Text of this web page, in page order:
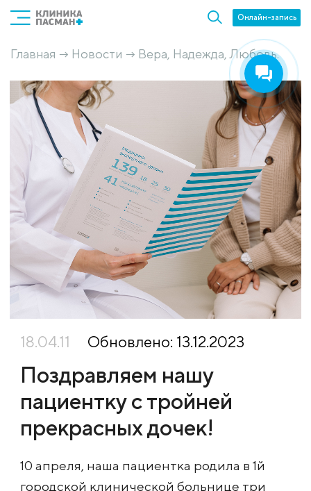
Онлайн-запись
Главная → Новости → Вера, Надежда, Любовь.
18.04.11 Обновлено: 13.12.2023
Поздравляем нашу
пациентку с тройней
прекрасных дочек!
10 апреля, наша пациентка родила в 1й
городской клинической больнице три